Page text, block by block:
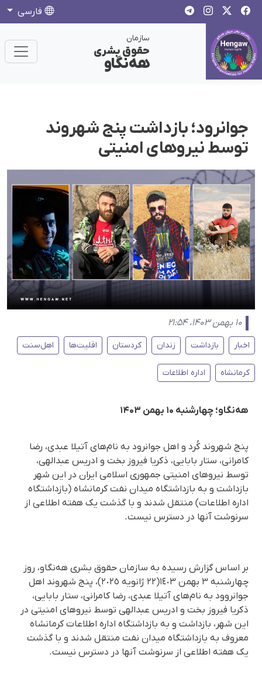
فارسی
سازمان
حقوق بشری
هەنگاو
جوانرود؛ بازداشت پنج شهروند
توسط نیروهای امنیتی
۱۰ بهمن ۱۴۰۳، ۲۱:۵۴
اخبار بازداشت زندان کردستان اقلیت‌ها اهل‌سنت
کرمانشاه اداره اطلاعات
هه‌نگاو؛ چهارشنبه ۱۰ بهمن ۱۴۰۳
پنج شهروند کُرد و اهل جوانرود بە نام‌های آتیلا عبدی، رضا
کامرانی، ستار بابایی، ذکریا فیروز بخت و ادریس عبدالهی،
توسط نیروهای امنیتی جمهوری اسلامی ایران در این شهر
بازداشت و بە بازداشتگاه میدان نفت کرمانشاه (بازداشتگاه
اداره اطلاعات) منتقل شدند و با گذشت یک هفتە اطلاعی از
سرنوشت آنها در دسترس نیست.
بر اساس گزارش رسیدە بە سازمان حقوق بشری هەنگاو، روز
چهارشنبە ٣ بهمن ١٤٠٣(٢٢ ژانویە ٢٠٢٥)، پنج شهروند اهل
جوانروود بە نام‌های آتیلا عبدی، رضا کامرانی، ستار بابایی،
ذکریا فیروز بخت و ادریس عبدالهی توسط نیروهای امنیتی در
این شهر، بازداشت و بە بازداشتگاه ادارە اطلاعات کرمانشاه
معروف بە بازداشتگاه میدان نفت منتقل شدند و با گذشت
یک هفتە اطلاعی از سرنوشت آنها در دسترس نیست.